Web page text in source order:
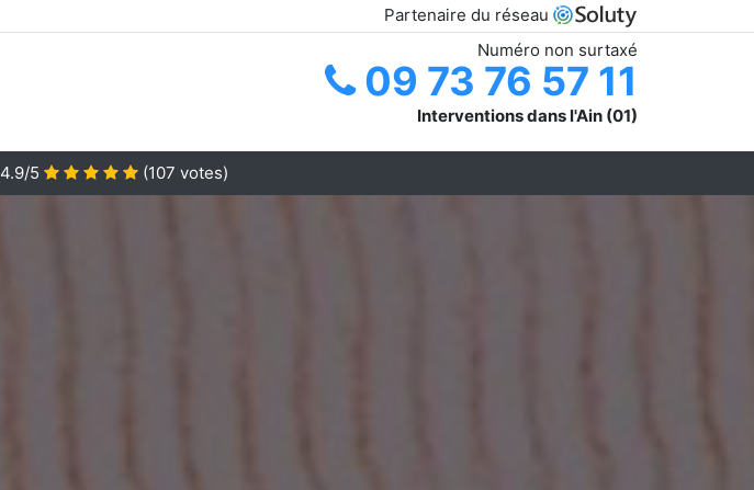
Partenaire du réseau
Numéro non surtaxé
09 73 76 57 11
Interventions dans l'Ain (01)
4.9/5 (107 votes)